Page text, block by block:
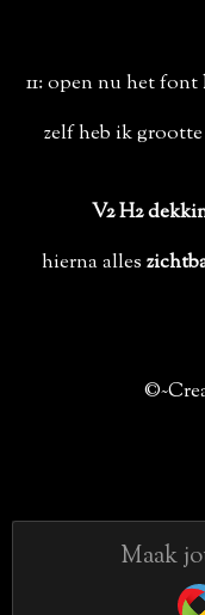
11: open nu het font
zelf heb ik
V2 H2
hierna alles
Maak